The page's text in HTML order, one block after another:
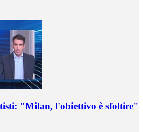
"Milan, l'obiettivo è sfoltire"